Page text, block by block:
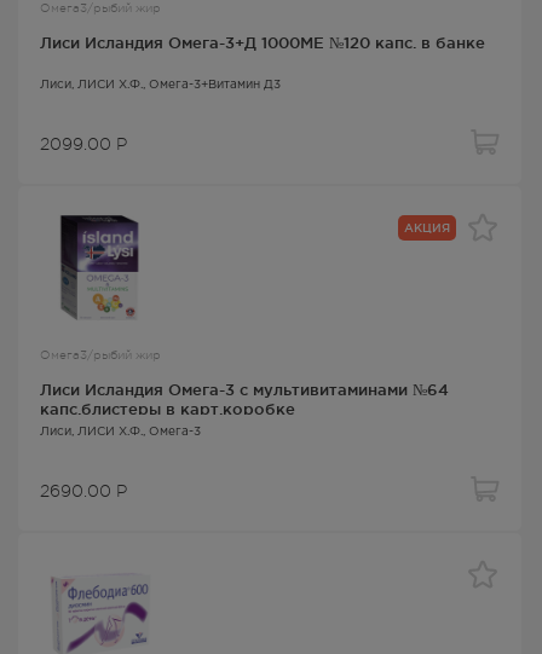
Омега3/рыбий жир
Лиси Исландия Омега-3+Д 1000МЕ №120 капс. в банке
Лиси , ЛИСИ Х.Ф., Омега-3+Витамин Д3
2099.00 Р
АКЦИЯ
Омега3/рыбий жир
Лиси Исландия Омега-3 с мультивитаминами №64
капс.блистеры в карт.коробке
Лиси , ЛИСИ Х.Ф., Омега-3
2690.00 Р